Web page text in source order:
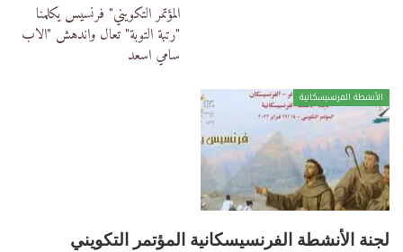
المؤتمر التكويني" فرنسيس يكلمنا
"رتبة التوبة" تعال واندهش "الاب
سامي اسعد
الأنشطة الفرنسيسكانية
لجنة الأنشطة الفرنسيسكانية المؤتمر التكويني